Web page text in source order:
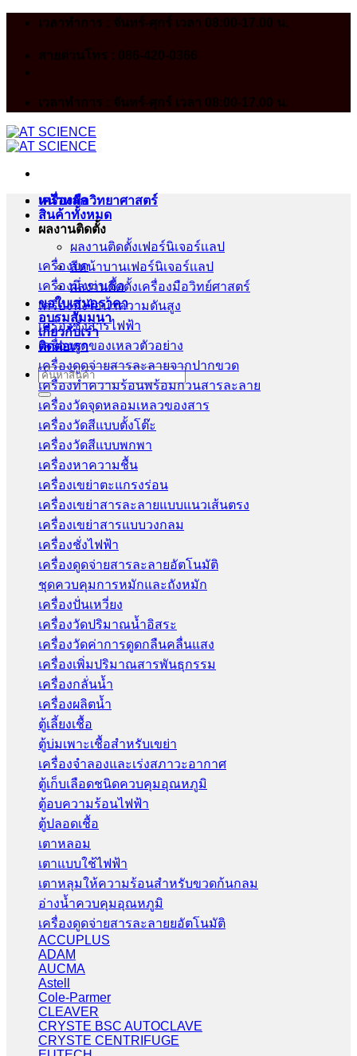
Skip
เวลาทำการ : จันทร์-ศุกร์ เวลา 08:00-17.00 น.
สายด่วนโทร : 086-420-0366
เวลาทำการ : จันทร์-ศุกร์ เวลา 08:00-17.00 น.
หน้าหลัก
สินค้าทั้งหมด
ผลงานติดตั้ง
ผลงานติดตั้งเฟอร์นิเจอร์เเลป
สีหน้าบานเฟอร์นิเจอร์เเลป
ผลงานติดตั้งเครื่องมือวิทย์ศาสตร์
ขอใบเสนอราคา
อบรมสัมมนา
เกี่ยวกับเรา
ติดต่อเรา
Search
for:
เครื่องมือวิทยาศาสตร์
เครื่องบด
เครื่องนึ่งฆ่าเชื้อ
เครื่องนึ่งไอน้ำความดันสูง
เครื่องชั่งสารไฟฟ้า
เครื่องดูดของเหลวตัวอย่าง
เครื่องดูดจ่ายสารละลายจากปากขวด
เครื่องทำความร้อนพร้อมกวนสารละลาย
เครื่องวัดจุดหลอมเหลวของสาร
เครื่องวัดสีแบบตั้งโต๊ะ
เครื่องวัดสีแบบพกพา
เครื่องหาความชื้น
เครื่องเขย่าตะแกรงร่อน
เครื่องเขย่าสารละลายแบบแนวเส้นตรง
เครื่องเขย่าสารแบบวงกลม
เครื่องชั่งไฟฟ้า
เครื่องดูดจ่ายสารละลายอัตโนมัติ
ชุดควบคุมการหมักและถังหมัก
เครื่องปั่นเหวี่ยง
เครื่องวัดปริมาณน้ำอิสระ
เครื่องวัดค่าการดูดกลืนคลื่นแสง
เครื่องเพิ่มปริมาณสารพันธุกรรม
เครื่องกลั่นน้ำ
เครื่องผลิตน้ำ
ตู้เลี้ยงเชื้อ
ตู้บ่มเพาะเชื้อสำหรับเขย่า
เครื่องจำลองและเร่งสภาวะอากาศ
ตู้เก็บเลือดชนิดควบคุมอุณหภูมิ
ตู้อบความร้อนไฟฟ้า
ตู้ปลอดเชื้อ
เตาหลอม
เตาแบบใช้ไฟฟ้า
เตาหลุมให้ความร้อนสำหรับขวดก้นกลม
อ่างน้ำควบคุมอุณหภูมิ
เครื่องดูดจ่ายสารละลายยอัตโนมัติ
ACCUPLUS
ADAM
AUCMA
Astell
Cole-Parmer
CLEAVER
CRYSTE BSC AUTOCLAVE
CRYSTE CENTRIFUGE